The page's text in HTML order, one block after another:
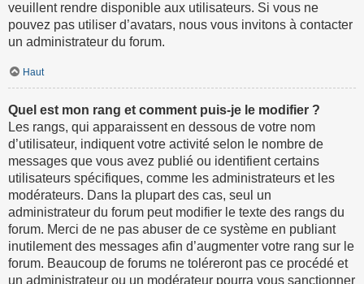
veuillent rendre disponible aux utilisateurs. Si vous ne
pouvez pas utiliser d’avatars, nous vous invitons à contacter
un administrateur du forum.
Haut
Quel est mon rang et comment puis-je le modifier ?
Les rangs, qui apparaissent en dessous de votre nom
d’utilisateur, indiquent votre activité selon le nombre de
messages que vous avez publié ou identifient certains
utilisateurs spécifiques, comme les administrateurs et les
modérateurs. Dans la plupart des cas, seul un
administrateur du forum peut modifier le texte des rangs du
forum. Merci de ne pas abuser de ce système en publiant
inutilement des messages afin d’augmenter votre rang sur le
forum. Beaucoup de forums ne toléreront pas ce procédé et
un administrateur ou un modérateur pourra vous sanctionner